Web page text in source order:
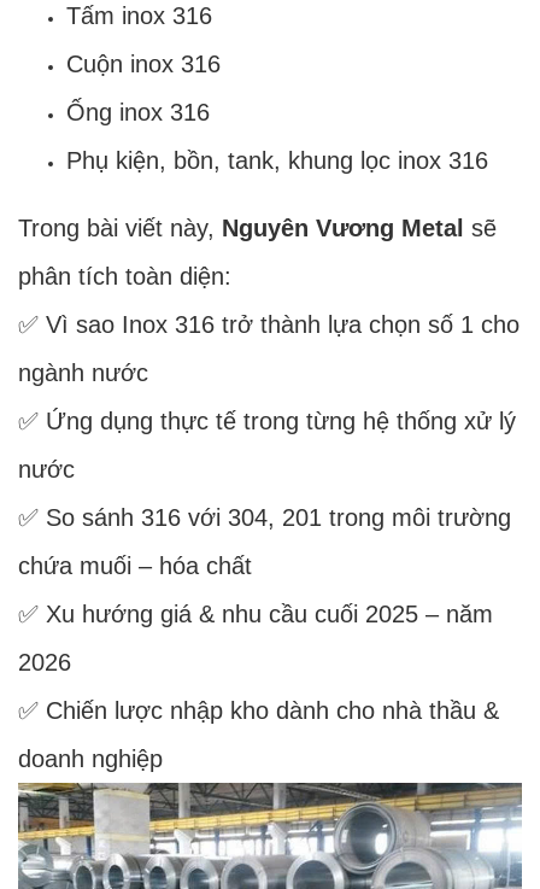
Tấm inox 316
Cuộn inox 316
Ống inox 316
Phụ kiện, bồn, tank, khung lọc inox 316
Trong bài viết này, Nguyên Vương Metal sẽ
phân tích toàn diện:
✅ Vì sao Inox 316 trở thành lựa chọn số 1 cho
ngành nước
✅ Ứng dụng thực tế trong từng hệ thống xử lý
nước
✅ So sánh 316 với 304, 201 trong môi trường
chứa muối – hóa chất
✅ Xu hướng giá & nhu cầu cuối 2025 – năm
2026
✅ Chiến lược nhập kho dành cho nhà thầu &
doanh nghiệp